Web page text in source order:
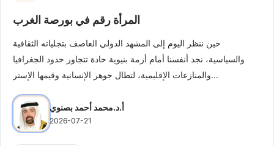
المرأة رقم في بورصة الغرب
حين ننظر اليوم إلى المشهد الدولي العاصف بتجلياته الثقافية
والسياسية، نجد أنفسنا أمام أزمة بنيوية حادة تتجاوز حدود الجغرافيا
والمنازعات الإقليمية، لتطال جوهر الإنسانية وقيمها الإستر...
أ.د.محمد أحمد بصنوي
2026-07-21